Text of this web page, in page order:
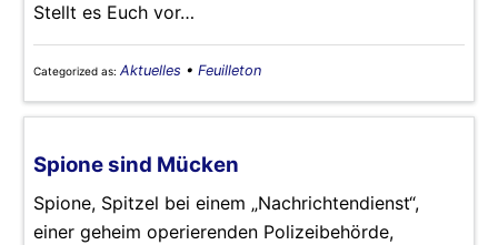
Stellt es Euch vor…
Categorized as: Aktuelles • Feuilleton
Spione sind Mücken
Spione, Spitzel bei einem „Nachrichtendienst“,
einer geheim operierenden Polizeibehörde,